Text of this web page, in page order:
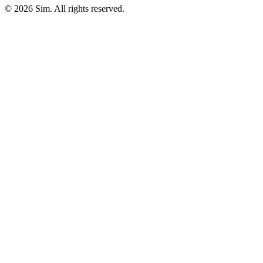
© 2026 Sim. All rights reserved.